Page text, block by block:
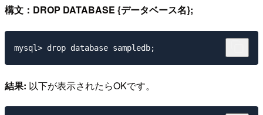
構文：DROP DATABASE {データベース名};
結果: 以下が表示されたらOKです。